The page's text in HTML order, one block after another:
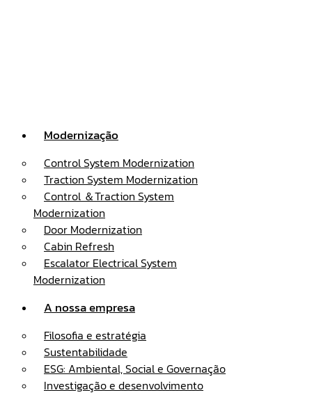
Modernização
Control System Modernization
Traction System Modernization
Control ＆Traction System
Modernization
Door Modernization
Cabin Refresh
Escalator Electrical System
Modernization
A nossa empresa
Filosofia e estratégia
Sustentabilidade
ESG: Ambiental, Social e Governação
Investigação e desenvolvimento